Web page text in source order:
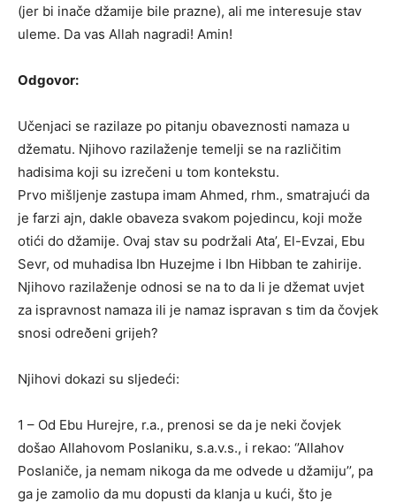
(jer bi inače džamije bile prazne), ali me interesuje stav
uleme. Da vas Allah nagradi! Amin!
Odgovor:
Učenjaci se razilaze po pitanju obaveznosti namaza u
džematu. Njihovo razilaženje temelji se na različitim
hadisima koji su izrečeni u tom kontekstu.
Prvo mišljenje zastupa imam Ahmed, rhm., smatrajući da
je farzi ajn, dakle obaveza svakom pojedincu, koji može
otići do džamije. Ovaj stav su podržali Ata’, El-Evzai, Ebu
Sevr, od muhadisa Ibn Huzejme i Ibn Hibban te zahirije.
Njihovo razilaženje odnosi se na to da li je džemat uvjet
za ispravnost namaza ili je namaz ispravan s tim da čovjek
snosi odreðeni grijeh?
Njihovi dokazi su sljedeći:
1 – Od Ebu Hurejre, r.a., prenosi se da je neki čovjek
došao Allahovom Poslaniku, s.a.v.s., i rekao: ‘’Allahov
Poslaniče, ja nemam nikoga da me odvede u džamiju’’, pa
ga je zamolio da mu dopusti da klanja u kući, što je